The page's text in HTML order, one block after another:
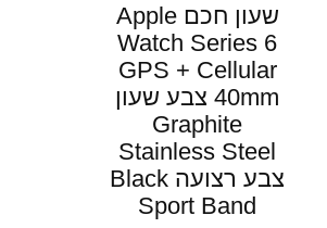
שעון חכם Apple
Watch Series 6
GPS + Cellular
40mm צבע שעון
Graphite
Stainless Steel
צבע רצועה Black
Sport Band